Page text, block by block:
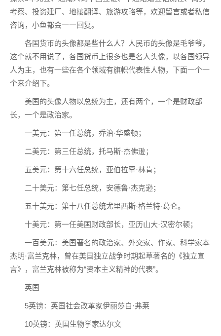
考察、投资建厂、地接翻译、旅游攻略等，欢迎留言或者私信
咨询，小鱼都会一一回复。
各国货币的头像都是些什么人？人民币的头像是毛爷爷，
这个就不用说了，各国货币上很多也是名人头像，以各国领导
人为主，也有一些在各个领域有旗帜代表性人物，下面一个一
个来介绍下。
美国的头像人物以总统为主，还有两个，一个是财政部
长，一个是政治家。
一美元：第一任总统，乔治·华盛顿；
二美元：第三任总统，托马斯·杰佛逊；
五美元：第十六任总统，亚伯拉罕·林肯；
二十美元：第七任总统，安德鲁·杰克逊；
五十美元：第十八任总统尤里西斯·格兰特·葛仑。
十美元：第一任美国财政部长，亚历山大·汉密尔顿；
一百美元：美国著名的政治家、外交家、作家、科学家本
杰明·富兰克林，曾在美国独立战争时期起草著名的《独立宣
言》，富兰克林被称为“资本主义精神的代表”。
英国
5英镑：英国社会改革家伊丽莎白·弗莱
10英镑：英国生物学家达尔文